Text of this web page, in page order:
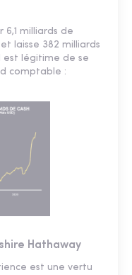
milliards de
laisse 382 milliards
est légitime de se
comptable :
Hathaway
est une vertu